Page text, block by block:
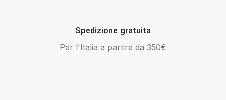
Spedizione gratuita
Per l'Italia a partire da 350€